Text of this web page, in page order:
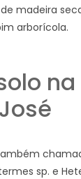
madeira
arborícola.
na
José
sp. e